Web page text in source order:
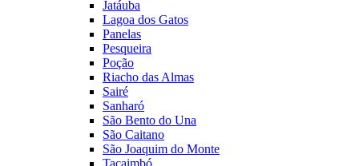
Jatáuba
Lagoa dos Gatos
Panelas
Pesqueira
Poção
Riacho das Almas
Sairé
Sanharó
São Bento do Una
São Caitano
São Joaquim do Monte
Tacaimbó